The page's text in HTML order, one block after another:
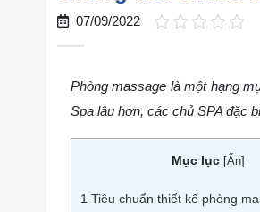
07/09/2022
Phòng massage là một hạng
Spa lâu hơn, các chủ SPA đặc
Mục lục [Ẩn]
1 Tiêu chuẩn thiết kế phòng